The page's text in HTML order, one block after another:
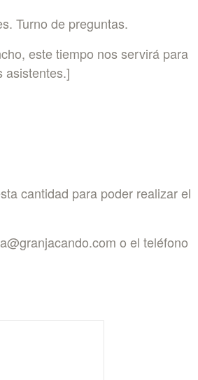
Turno de preguntas.
este tiempo nos servirá para
asistentes.]
cantidad para poder realizar el
o el teléfono